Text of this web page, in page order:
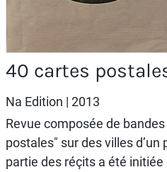
40 cartes
Na Edition | 2013
Revue composée de
postales" sur des villes
partie des réçits a été initiée